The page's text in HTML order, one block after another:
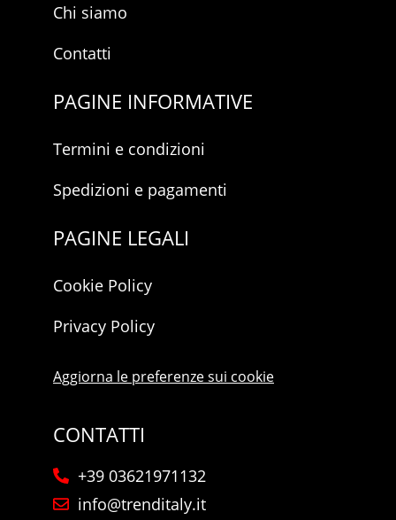
Chi siamo
Contatti
PAGINE INFORMATIVE
Termini e condizioni
Spedizioni e pagamenti
PAGINE LEGALI
Cookie Policy
Privacy Policy
Aggiorna le preferenze sui cookie
CONTATTI
+39 03621971132
info@trenditaly.it